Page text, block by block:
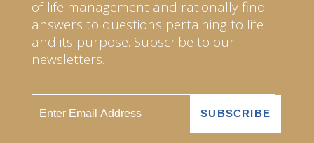
of life management and rationally find
answers to questions pertaining to life
and its purpose. Subscribe to our
newsletters.